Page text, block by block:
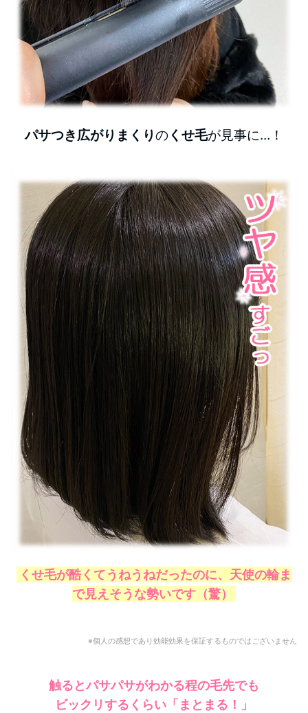
パサつき広がりまくりの くせ毛が見事に…！
くせ毛が酷くてうねうねだったのに、天使の輪ま
で見えそうな勢いです（驚）
※個人の感想であり効能効果を保証するものではございません
触るとパサパサがわかる程の毛先でも
ビックリするくらい 「まとまる！」